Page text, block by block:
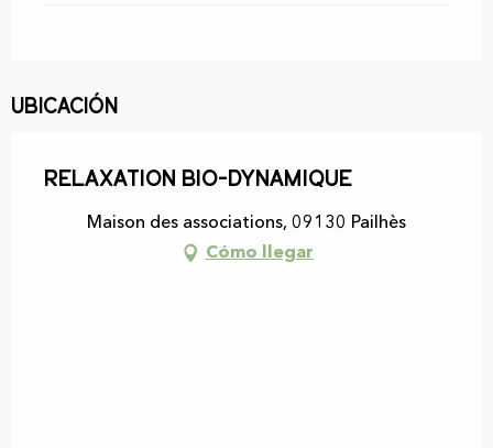
Ubicación
Relaxation Bio-dynamique
Maison des associations, 09130 Pailhès
Cómo llegar